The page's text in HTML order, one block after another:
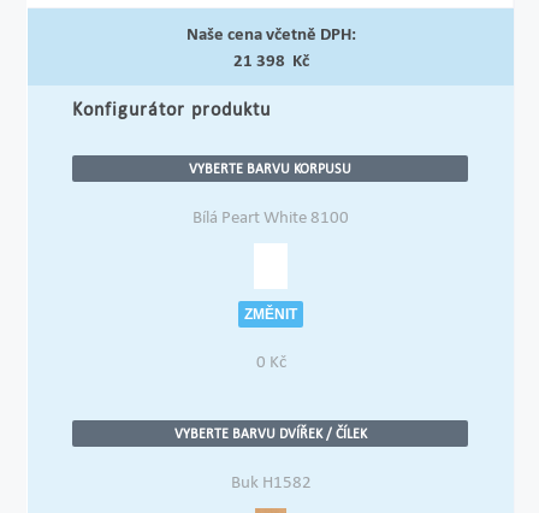
Naše cena včetně DPH:
21 398 Kč
Konfigurátor produktu
VYBERTE BARVU KORPUSU
Bílá Peart White 8100
ZMĚNIT
0 Kč
VYBERTE BARVU DVÍŘEK / ČÍLEK
Buk H1582